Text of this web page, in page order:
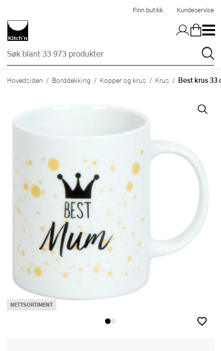
Finn butikk Kundeservice
Hovedsiden Borddekking Kopper og krus Krus Best krus 33
NETTSORTIMENT